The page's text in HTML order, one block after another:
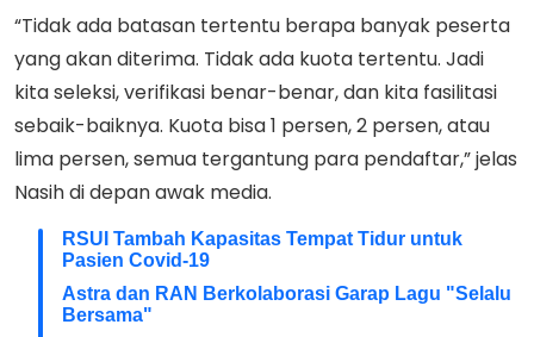
“Tidak ada batasan tertentu berapa banyak peserta
yang akan diterima. Tidak ada kuota tertentu. Jadi
kita seleksi, verifikasi benar-benar, dan kita fasilitasi
sebaik-baiknya. Kuota bisa 1 persen, 2 persen, atau
lima persen, semua tergantung para pendaftar,” jelas
Nasih di depan awak media.
RSUI Tambah Kapasitas Tempat Tidur untuk
Pasien Covid-19
Astra dan RAN Berkolaborasi Garap Lagu "Selalu
Bersama"